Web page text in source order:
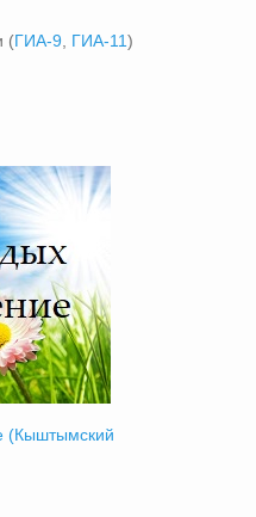
(ГИА-9 ГИА-11)
(Кыштымский